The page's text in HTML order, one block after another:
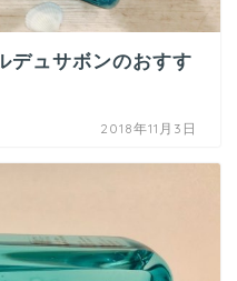
デュサボンのおすす
2018年11月3日